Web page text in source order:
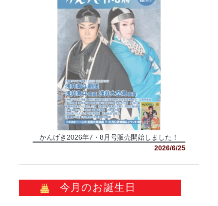
かんげき2026年7・8月号販売開始しました！
2026/6/25
今月のお誕生日